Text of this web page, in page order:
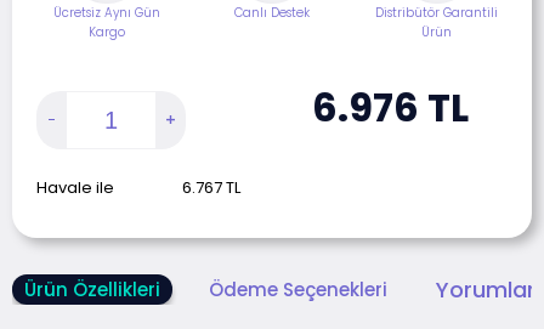
Ücretsiz Aynı Gün
Kargo
Canlı Destek
Distribütör Garantili
Ürün
6.976 TL
Havale ile 6.767TL
Ürün Özellikleri Ödeme Seçenekleri